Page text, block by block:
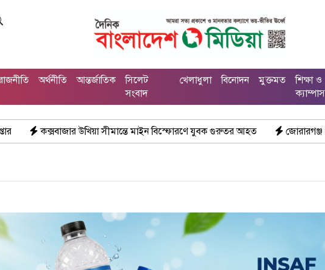
অর্থনীতি আন্তর্জাতিক
সিলেট
সংবাদ
খেলাধুলা বিনোদন মুক্তমত
শিক্ষা ও
ক্যাম্পাস
সীমান্তে মাইন বিস্ফোরণে যুবক গুরুতর আহত জোরারগঞ্জ থানা পুলিশের বিশেষ